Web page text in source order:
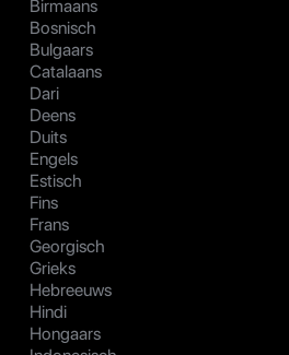
Birmaans
Bosnisch
Bulgaars
Catalaans
Dari
Deens
Duits
Engels
Estisch
Fins
Frans
Georgisch
Grieks
Hebreeuws
Hindi
Hongaars